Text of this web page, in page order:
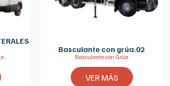
Basculante con grúa.02
Basculante con Grúa
VER MÁS